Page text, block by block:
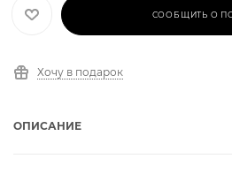
СООБЩИТЬ О
Хочу в подарок
ОПИСАНИЕ